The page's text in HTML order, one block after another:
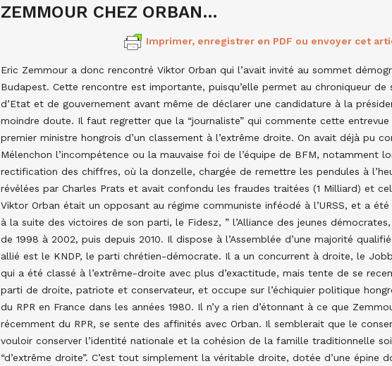
ZEMMOUR CHEZ ORBAN…
Imprimer, enregistrer en PDF ou envoyer cet
Eric Zemmour a donc rencontré Viktor Orban qui l’avait invité au sommet
Budapest. Cette rencontre est importante, puisqu’elle permet au chroniqueur de
d’Etat et de gouvernement avant même de déclarer une candidature à la
moindre doute. Il faut regretter que la “journaliste” qui commente cette
premier ministre hongrois d’un classement à l’extrême droite. On avait déjà pu
Mélenchon l’incompétence ou la mauvaise foi de l’équipe de BFM, notamment
rectification des chiffres, où la donzelle, chargée de remettre les pendules à
révélées par Charles Prats et avait confondu les fraudes traitées (1 Milliard) et
Viktor Orban était un opposant au régime communiste inféodé à l’URSS, et a
à la suite des victoires de son parti, le Fidesz, ” l’Alliance des jeunes
de 1998 à 2002, puis depuis 2010. Il dispose à l’Assemblée d’une majorité
allié est le KNDP, le parti chrétien-démocrate. Il a un concurrent à droite, le
qui a été classé à l’extrême-droite avec plus d’exactitude, mais tente de se
parti de droite, patriote et conservateur, et occupe sur l’échiquier politique
du RPR en France dans les années 1980. Il n’y a rien d’étonnant à ce que
récemment du RPR, se sente des affinités avec Orban. Il semblerait que le
vouloir conserver l’identité nationale et la cohésion de la famille traditionnelle
“d’extrême droite”. C’est tout simplement la véritable droite, dotée d’une épine